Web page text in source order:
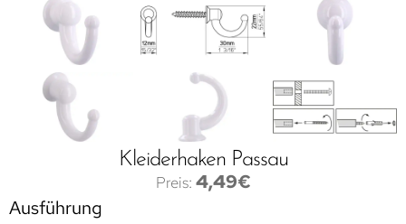
Kleiderhaken Passau
4,49€
Ausführung